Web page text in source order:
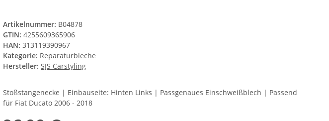
Artikelnummer: B04878
GTIN: 4255609365906
HAN: 313119390967
Kategorie: Reparaturbleche
Hersteller: SJS Carstyling
Stoßstangenecke | Einbauseite: Hinten Links | Passgenaues Einschweißblech | Passend
für Fiat Ducato 2006 - 2018